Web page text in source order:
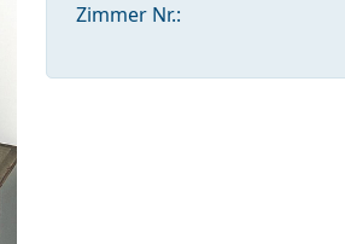
Zimmer Nr.: